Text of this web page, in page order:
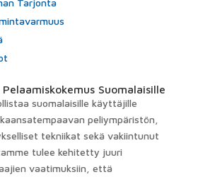
Suomalaisille
suomalaisille käyttäjille
peliympäristön,
tekniikat sekä vakiintunut
tulee kehitetty juuri
vaatimuksiin, että